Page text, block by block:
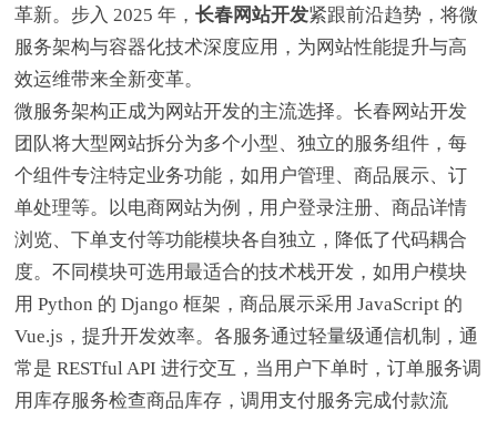
革新。步入 2025 年，长春网站开发紧跟前沿趋势，将微
服务架构与容器化技术深度应用，为网站性能提升与高
效运维带来全新变革。
微服务架构正成为网站开发的主流选择。长春网站开发
团队将大型网站拆分为多个小型、独立的服务组件，每
个组件专注特定业务功能，如用户管理、商品展示、订
单处理等。以电商网站为例，用户登录注册、商品详情
浏览、下单支付等功能模块各自独立，降低了代码耦合
度。不同模块可选用最适合的技术栈开发，如用户模块
用 Python 的 Django 框架，商品展示采用 JavaScript 的
Vue.js，提升开发效率。各服务通过轻量级通信机制，通
常是 RESTful API 进行交互，当用户下单时，订单服务调
用库存服务检查商品库存，调用支付服务完成付款流